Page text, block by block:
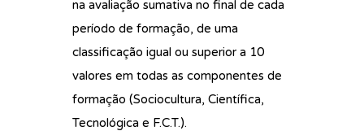
na avaliação sumativa no final de cada
período de formação, de uma
classificação igual ou superior a 10
valores em todas as componentes de
formação (Sociocultura, Científica,
Tecnológica e F.C.T.).